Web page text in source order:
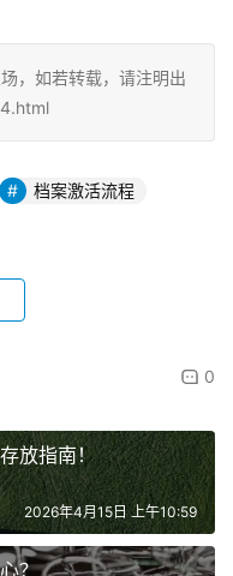
，如若转载，请注明出
档案激活流程
0
放指南！
2026年4月15日 上午10:59
？